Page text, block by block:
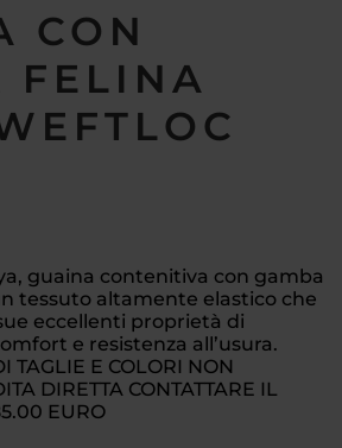
CON
FELINA
guaina contenitiva con gamba
tessuto altamente elastico che
eccellenti proprietà di
e resistenza all’usura.
TAGLIE E COLORI NON
DIRETTA CONTATTARE IL
EURO